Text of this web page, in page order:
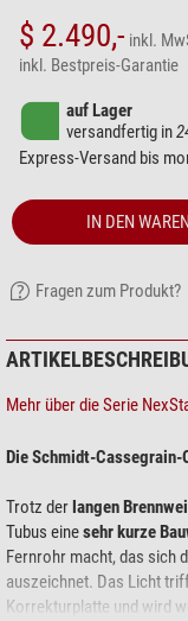
$ 2.490,- inkl.
inkl. Bestpreis-Garantie
auf Lager
versandfertig in
Express-Versand bis
IN DEN
Fragen zum Produkt?
Mehr über die Serie
Die Schmidt-
Trotz derlangen
Tubus einesehr kurze
Fernrohr macht, das sich
auszeichnet. Das Licht
Korrekturplatte und wird